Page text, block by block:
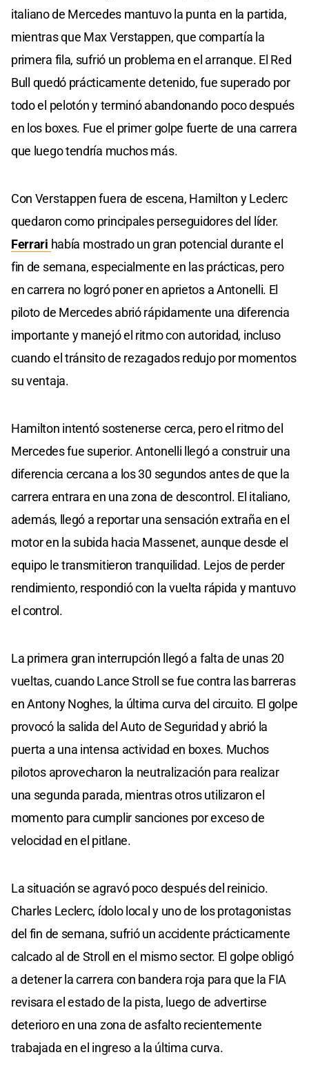
italiano de Mercedes mantuvo la punta en la partida,
mientras que Max Verstappen, que compartía la
primera fila, sufrió un problema en el arranque. El Red
Bull quedó prácticamente detenido, fue superado por
todo el pelotón y terminó abandonando poco después
en los boxes. Fue el primer golpe fuerte de una carrera
que luego tendría muchos más.
Con Verstappen fuera de escena, Hamilton y Leclerc
quedaron como principales perseguidores del líder.
Ferrari había mostrado un gran potencial durante el
fin de semana, especialmente en las prácticas, pero
en carrera no logró poner en aprietos a Antonelli. El
piloto de Mercedes abrió rápidamente una diferencia
importante y manejó el ritmo con autoridad, incluso
cuando el tránsito de rezagados redujo por momentos
su ventaja.
Hamilton intentó sostenerse cerca, pero el ritmo del
Mercedes fue superior. Antonelli llegó a construir una
diferencia cercana a los 30 segundos antes de que la
carrera entrara en una zona de descontrol. El italiano,
además, llegó a reportar una sensación extraña en el
motor en la subida hacia Massenet, aunque desde el
equipo le transmitieron tranquilidad. Lejos de perder
rendimiento, respondió con la vuelta rápida y mantuvo
el control.
La primera gran interrupción llegó a falta de unas 20
vueltas, cuando Lance Stroll se fue contra las barreras
en Antony Noghes, la última curva del circuito. El golpe
provocó la salida del Auto de Seguridad y abrió la
puerta a una intensa actividad en boxes. Muchos
pilotos aprovecharon la neutralización para realizar
una segunda parada, mientras otros utilizaron el
momento para cumplir sanciones por exceso de
velocidad en el pitlane.
La situación se agravó poco después del reinicio.
Charles Leclerc, ídolo local y uno de los protagonistas
del fin de semana, sufrió un accidente prácticamente
calcado al de Stroll en el mismo sector. El golpe obligó
a detener la carrera con bandera roja para que la FIA
revisara el estado de la pista, luego de advertirse
deterioro en una zona de asfalto recientemente
trabajada en el ingreso a la última curva.